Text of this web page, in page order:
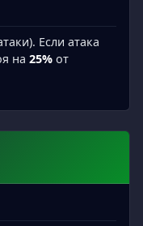
Если атака
на 25% от